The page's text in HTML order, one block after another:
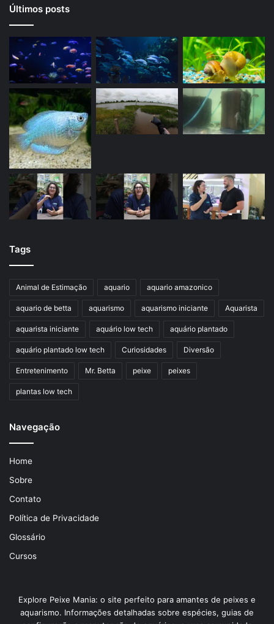
Últimos posts
Tags
Animal de Estimação aquario aquario amazonico
aquario de betta aquarismo aquarismo iniciante Aquarista
aquarista iniciante aquário low tech aquário plantado
aquário plantado low tech Curiosidades Diversão
Entretenimento Mr. Betta peixe peixes
plantas low tech
Navegação
Home
Sobre
Contato
Política de Privacidade
Glossário
Cursos
Explore Peixe Mania: o site perfeito para amantes de peixes e
aquarismo. Informações detalhadas sobre espécies, guias de